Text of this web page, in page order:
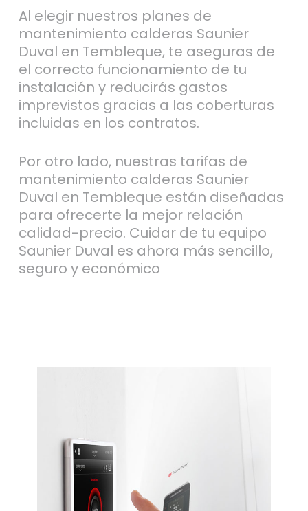
Al elegir nuestros planes de
mantenimiento calderas Saunier
Duval en Tembleque, te aseguras de
el correcto funcionamiento de tu
instalación y reducirás gastos
imprevistos gracias a las coberturas
incluidas en los contratos.
Por otro lado, nuestras tarifas de
mantenimiento calderas Saunier
Duval en Tembleque están diseñadas
para ofrecerte la mejor relación
calidad-precio. Cuidar de tu equipo
Saunier Duval es ahora más sencillo,
seguro y económico